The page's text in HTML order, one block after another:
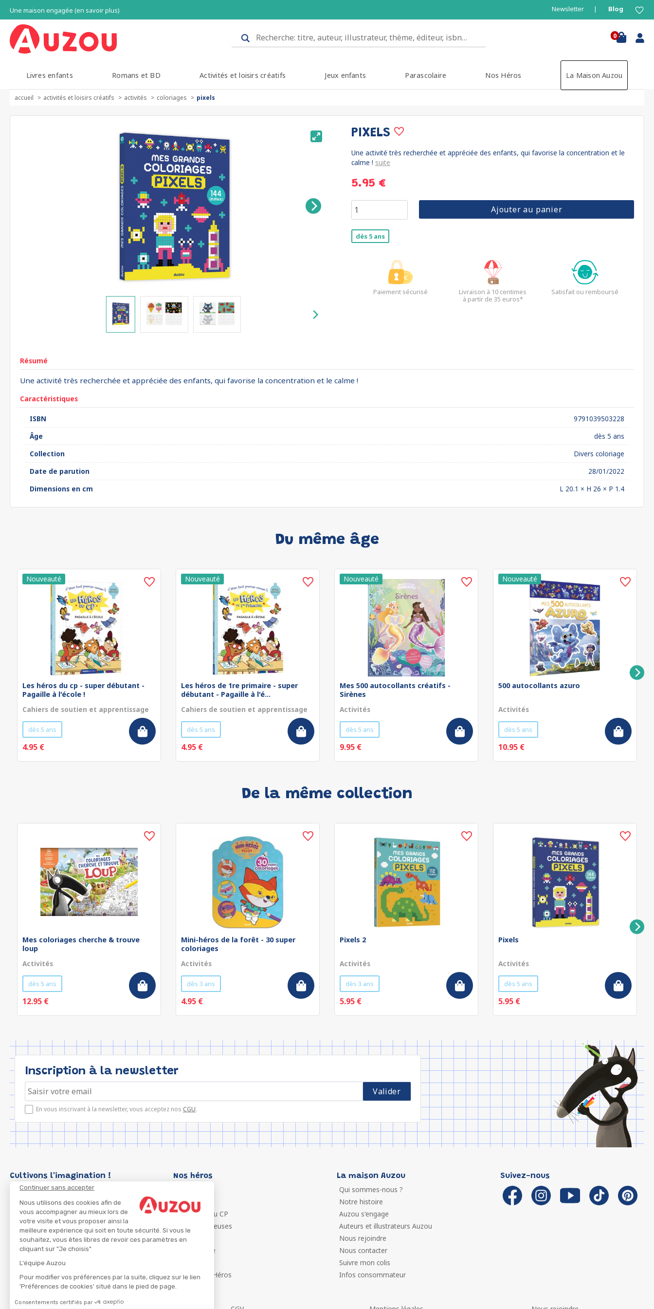
Continuer sans accepter
Nous utilisons des cookies afin de
vous accompagner au mieux lors de
votre visite et vous proposer ainsi la
meilleure expérience qui soit en toute sécurité. Si vous le
souhaitez, vous êtes libres de revoir ces paramètres en
cliquant sur "Je choisis"
L'équipe Auzou
Pour modifier vos préférences par la suite, cliquez sur le lien
'Préférences de cookies' situé dans le pied de page.
Consentements certifiés par
Une maison engagée (en savoir plus) Newsletter Blog
0
Livres enfants Romans et BD Activités et loisirs créatifs Jeux enfants Parascolaire Nos Héros La Maison Auzou
accueil activités et loisirs créatifs activités coloriages pixels
PIXELS
Une activité très recherchée et appréciée des enfants, qui favorise la concentration et le
calme ! suite
5.95 €
Ajouter au panier
dès 5 ans
Paiement sécurisé
Livraison à 10 centimes
à partir de 35 euros*
Satisfait ou remboursé
Résumé
Une activité très recherchée et appréciée des enfants, qui favorise la concentration et le calme !
Caractéristiques
ISBN
9791039503228
Âge
dès 5 ans
Collection
Divers coloriage
Date de parution
28/01/2022
Dimensions en cm
L 20.1 × H 26 × P 1.4
Du même âge
Les héros du cp - super débutant -
Pagaille à l'école !
Cahiers de soutien et apprentissage
dès 5 ans
4.95 €
Les héros de 1re primaire - super
débutant - Pagaille à l'é...
Cahiers de soutien et apprentissage
dès 5 ans
4.95 €
Mes 500 autocollants créatifs -
Sirènes
Activités
dès 5 ans
9.95 €
500 autocollants azuro
Activités
dès 5 ans
10.95 €
De la même collection
Mes coloriages cherche & trouve
loup
Activités
dès 5 ans
12.95 €
Mini-héros de la forêt - 30 super
coloriages
Activités
dès 3 ans
4.95 €
Pixels 2
Activités
dès 3 ans
5.95 €
Pixels
Activités
dès 5 ans
5.95 €
Inscription à la newsletter
En vous inscrivant à la newsletter, vous acceptez nos CGU.
Cultivons l'imagination ! Nos héros
P'tit Loup
Les Héros du CP
Les Influenceuses
Migali
Petite Taupe
Ma Boîte à Héros
La maison Auzou
Qui sommes-nous ?
Notre histoire
Auzou s'engage
Auteurs et illustrateurs Auzou
Nous rejoindre
Nous contacter
Suivre mon colis
Infos consommateur
Suivez-nous